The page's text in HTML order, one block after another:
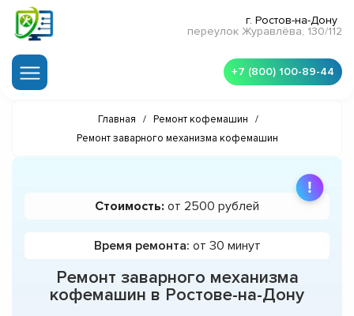
г. Ростов-на-Дону
переулок Журавлёва, 130/112
+7 (800) 100-89-44
Главная / Ремонт кофемашин
/
Ремонт заварного механизма кофемашин
Ремонт заварного механизма
кофемашин в Ростове-на-Дону
Стоимость: от 2500 рублей
Время ремонта: от 30 минут